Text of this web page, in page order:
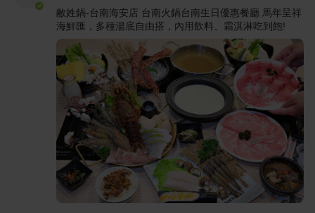
敝姓鍋-台南海安店 台南火鍋台南生日優惠餐廳 馬年呈祥
海鮮匯，多種湯底自由搭，內用飲料、霜淇淋吃到飽!